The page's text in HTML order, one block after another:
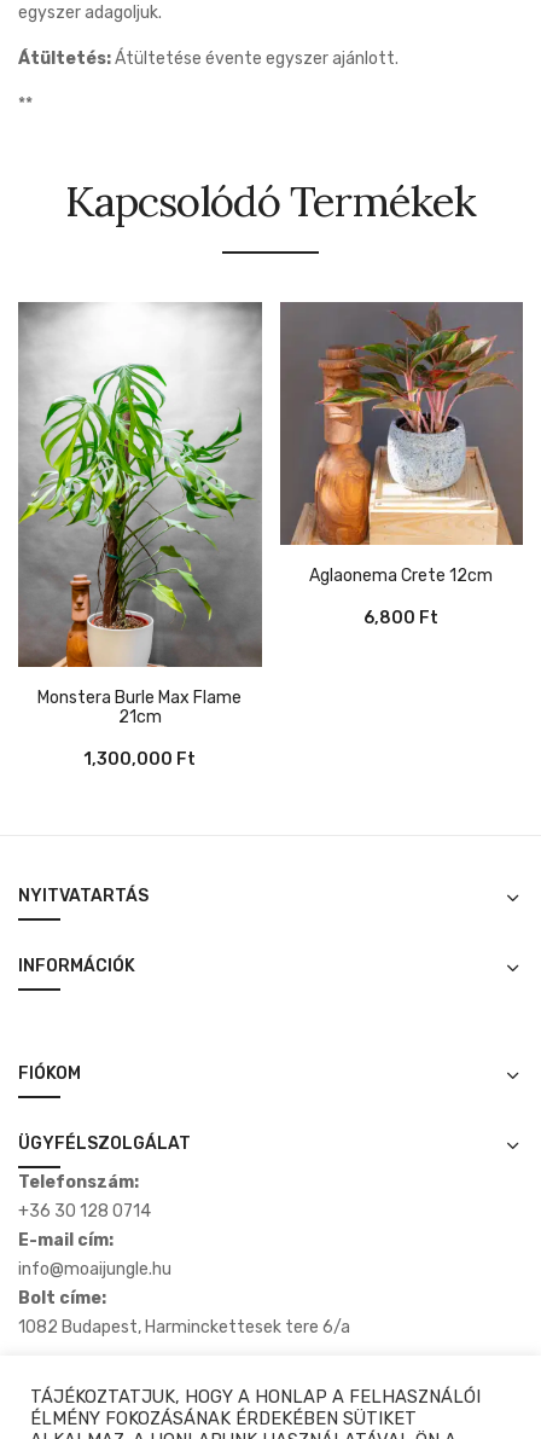
egyszer adagoljuk.
Átültetés:Átültetése évente egyszer ajánlott.
**
Kapcsolódó Termékek
Monstera Burle Max Flame
21cm
1,300,000 Ft
Aglaonema Crete 12cm
6,800 Ft
NYITVATARTÁS
INFORMÁCIÓK
FIÓKOM
ÜGYFÉLSZOLGÁLAT
Telefonszám:
+36 30 128 0714
E-mail cím:
info@moaijungle.hu
Bolt címe:
1082 Budapest, Harminckettesek tere 6/a
TÁJÉKOZTATJUK, HOGY A HONLAP A FELHASZNÁLÓI
ÉLMÉNY FOKOZÁSÁNAK ÉRDEKÉBEN SÜTIKET